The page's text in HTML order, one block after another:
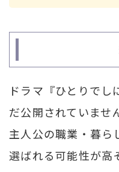
ドラマ『ひとりでし
だ公開されていませ
主人公の職業・暮ら
選ばれる可能性が高